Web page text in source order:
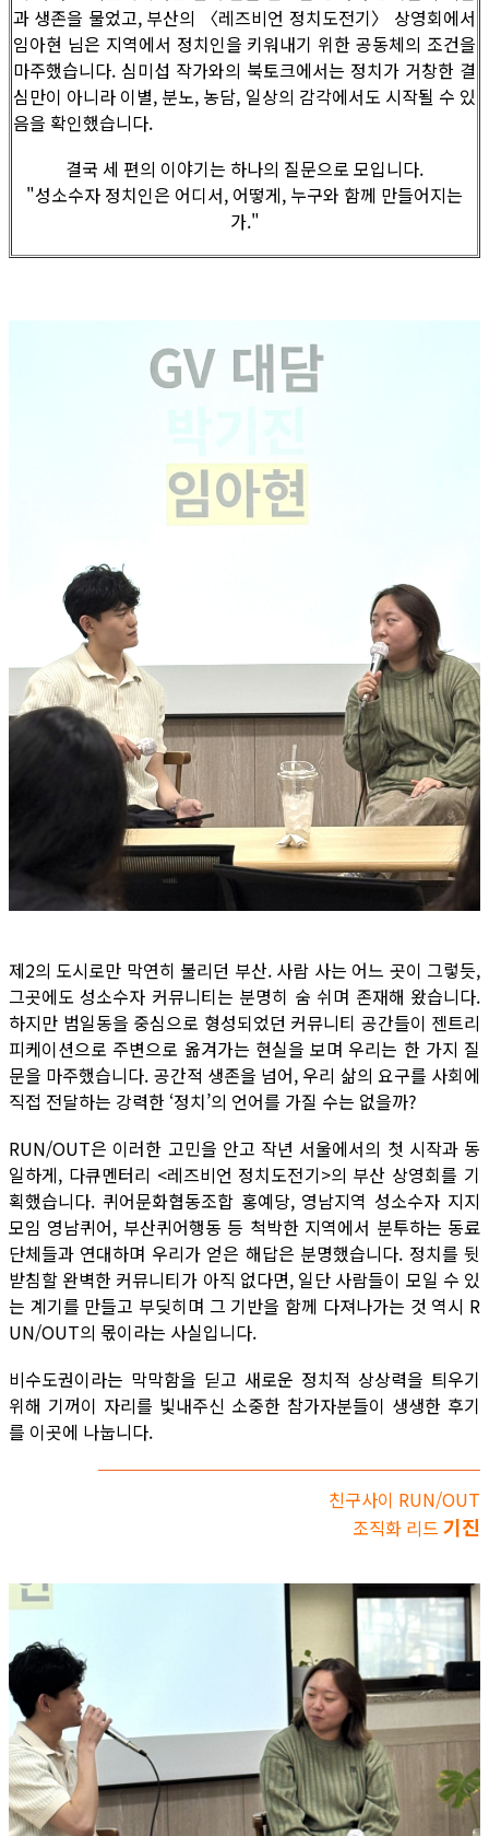
과 생존을 물었고, 부산의 〈레즈비언 정치도전기〉 상영회에서
임아현 님은 지역에서 정치인을 키워내기 위한 공동체의 조건을
마주했습니다. 심미섭 작가와의 북토크에서는 정치가 거창한 결
심만이 아니라 이별, 분노, 농담, 일상의 감각에서도 시작될 수 있
음을 확인했습니다.
결국 세 편의 이야기는 하나의 질문으로 모입니다.
"성소수자 정치인은 어디서, 어떻게, 누구와 함께 만들어지는
가."
제2의 도시로만 막연히 불리던 부산. 사람 사는 어느 곳이 그렇듯,
그곳에도 성소수자 커뮤니티는 분명히 숨 쉬며 존재해 왔습니다.
하지만 범일동을 중심으로 형성되었던 커뮤니티 공간들이 젠트리
피케이션으로 주변으로 옮겨가는 현실을 보며 우리는 한 가지 질
문을 마주했습니다. 공간적 생존을 넘어, 우리 삶의 요구를 사회에
직접 전달하는 강력한 ‘정치’의 언어를 가질 수는 없을까?
RUN/OUT은 이러한 고민을 안고 작년 서울에서의 첫 시작과 동
일하게, 다큐멘터리 <레즈비언 정치도전기>의 부산 상영회를 기
획했습니다. 퀴어문화협동조합 홍예당, 영남지역 성소수자 지지
모임 영남퀴어, 부산퀴어행동 등 척박한 지역에서 분투하는 동료
단체들과 연대하며 우리가 얻은 해답은 분명했습니다. 정치를 뒷
받침할 완벽한 커뮤니티가 아직 없다면, 일단 사람들이 모일 수 있
는 계기를 만들고 부딪히며 그 기반을 함께 다져나가는 것 역시 R
UN/OUT의 몫이라는 사실입니다.
비수도권이라는 막막함을 딛고 새로운 정치적 상상력을 틔우기
위해 기꺼이 자리를 빛내주신 소중한 참가자분들이 생생한 후기
를 이곳에 나눕니다.
친구사이 RUN/OUT
조직화 리드 기진